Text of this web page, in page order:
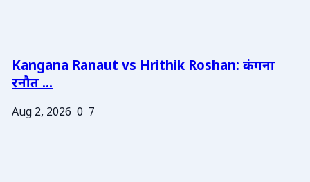
Kangana Ranaut vs Hrithik Roshan: कंगना
रनौत ...
Aug 2, 2026 0 7